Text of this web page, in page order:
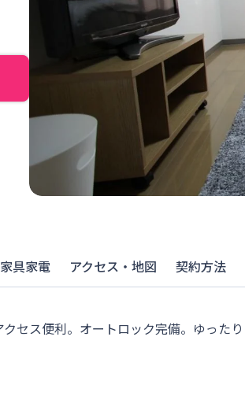
具家電 アクセス・地図 契約方法
セス便利。オートロック完備。ゆったり